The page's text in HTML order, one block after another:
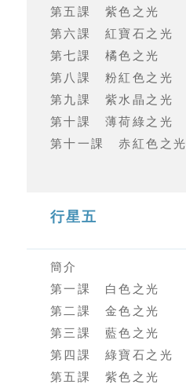
第五課 紫色之光
第六課 紅寶石之光
第七課 橘色之光
第八課 粉紅色之光
第九課 紫水晶之光
第十課 薄荷綠之光
第十一課 赤紅色之光
行星五
簡介
第一課 白色之光
第二課 金色之光
第三課 藍色之光
第四課 綠寶石之光
第五課 紫色之光